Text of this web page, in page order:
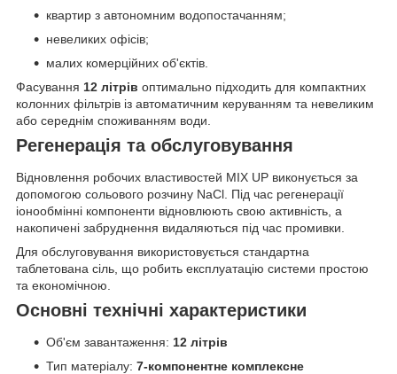
квартир з автономним водопостачанням;
невеликих офісів;
малих комерційних об'єктів.
Фасування 12 літрів оптимально підходить для компактних
колонних фільтрів із автоматичним керуванням та невеликим
або середнім споживанням води.
Регенерація та обслуговування
Відновлення робочих властивостей MIX UP виконується за
допомогою сольового розчину NaCl. Під час регенерації
іонообмінні компоненти відновлюють свою активність, а
накопичені забруднення видаляються під час промивки.
Для обслуговування використовується стандартна
таблетована сіль, що робить експлуатацію системи простою
та економічною.
Основні технічні характеристики
Об'єм завантаження: 12 літрів
Тип матеріалу: 7-компонентне комплексне